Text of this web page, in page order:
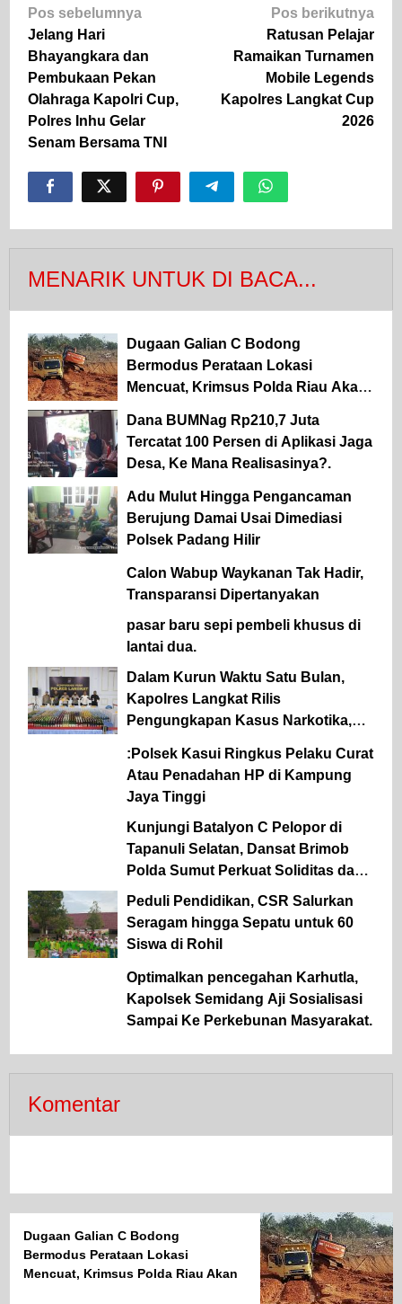
Navigasi
pos
Pos sebelumnya
Jelang Hari
Bhayangkara dan
Pembukaan Pekan
Olahraga Kapolri Cup,
Polres Inhu Gelar
Senam Bersama TNI
Pos berikutnya
Ratusan Pelajar
Ramaikan Turnamen
Mobile Legends
Kapolres Langkat Cup
2026
MENARIK UNTUK DI BACA...
Dugaan Galian C Bodong
Bermodus Perataan Lokasi
Mencuat, Krimsus Polda Riau Akan
Dana BUMNag Rp210,7 Juta
Tercatat 100 Persen di Aplikasi Jaga
Desa, Ke Mana Realisasinya?.
Adu Mulut Hingga Pengancaman
Berujung Damai Usai Dimediasi
Polsek Padang Hilir
Calon Wabup Waykanan Tak Hadir,
Transparansi Dipertanyakan
pasar baru sepi pembeli khusus di
lantai dua.
Dalam Kurun Waktu Satu Bulan,
Kapolres Langkat Rilis
Pengungkapan Kasus Narkotika,
Kekerasan Seksual terhadap Anak
:Polsek Kasui Ringkus Pelaku Curat
Atau Penadahan HP di Kampung
Jaya Tinggi
Kunjungi Batalyon C Pelopor di
Tapanuli Selatan, Dansat Brimob
Polda Sumut Perkuat Soliditas dan
Semangat Pengabdian Personel
Peduli Pendidikan, CSR Salurkan
Seragam hingga Sepatu untuk 60
Siswa di Rohil
Optimalkan pencegahan Karhutla,
Kapolsek Semidang Aji Sosialisasi
Sampai Ke Perkebunan Masyarakat.
Komentar
Dugaan Galian C Bodong
Bermodus Perataan Lokasi
Mencuat, Krimsus Polda Riau Akan